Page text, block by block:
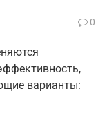
0
варианты: